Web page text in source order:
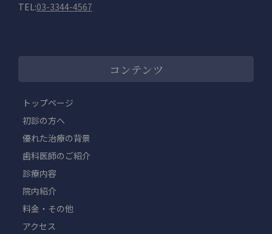
TEL:03-3344-4567
コンテンツ
トップページ
初診の方へ
優れた治療の背景
歯科医師のご紹介
診療内容
院内紹介
料金・その他
アクセス